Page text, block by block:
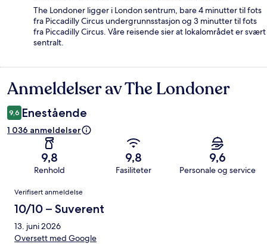
The Londoner ligger i London sentrum, bare 4 minutter til fots
fra Piccadilly Circus undergrunnsstasjon og 3 minutter til fots
fra Piccadilly Circus. Våre reisende sier at lokalområdet er svært
sentralt.
Anmeldelser
Anmeldelser av The Londoner
9,6 Enestående
1 036 anmeldelser
9,8
Renhold
9,8
Fasiliteter
9,6
Personale og service
Anmeldelser
Verifisert anmeldelse
10/10 – Suverent
13. juni 2026
Oversett med Google